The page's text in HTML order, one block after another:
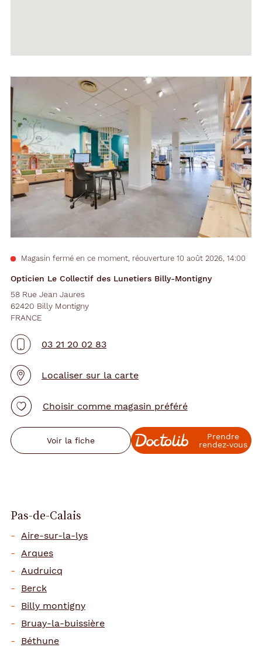
la
fiche
Opticien Le Collectif des Lunetiers Billy-Montigny
Magasin fermé en ce moment, réouverture 10 août 2026, 14:00
58 Rue Jean Jaures
62420 Billy Montigny
FRANCE
03 21 20 02 83
Localiser sur la carte
Choisir comme magasin préféré
Voir la fiche
Prendre
rendez‑vous
Pas-de-Calais
Aire-sur-la-lys
Arques
Audruicq
Berck
Billy montigny
Bruay-la-buissière
Béthune